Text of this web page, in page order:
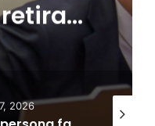
la Ley
2026